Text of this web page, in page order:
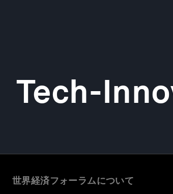
Tech-
世界経済フォーラムについて